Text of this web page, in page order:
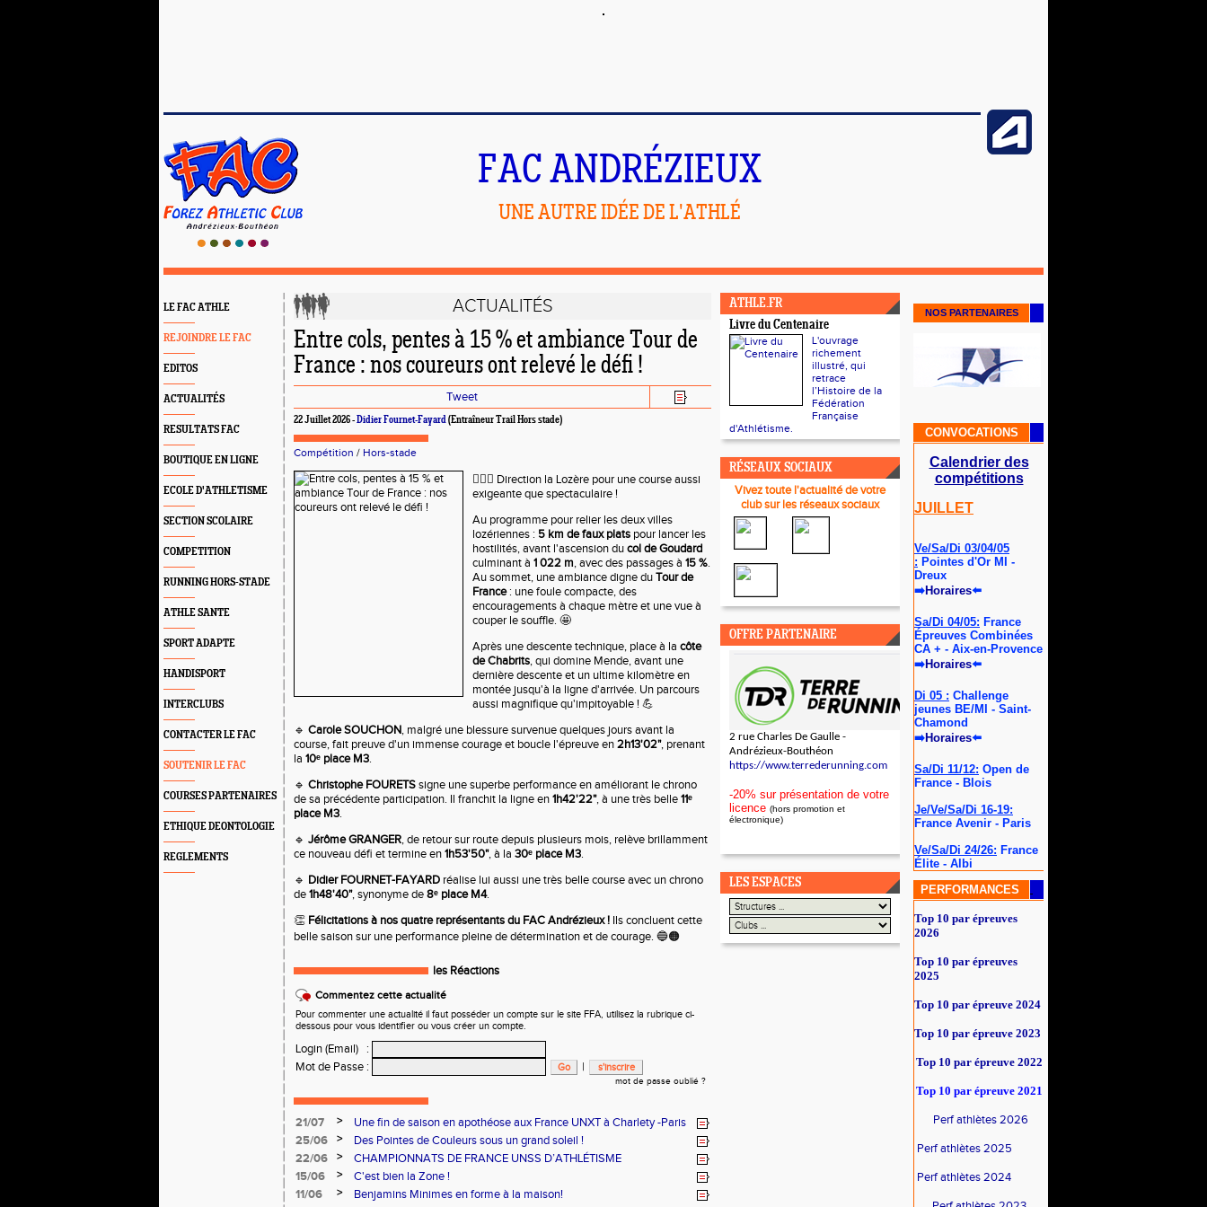
FAC ANDRÉZIEUX
UNE AUTRE IDÉE DE L'ATHLÉ
LE FAC ATHLE
REJOINDRE LE FAC
EDITOS
ACTUALITÉS
RESULTATS FAC
BOUTIQUE EN LIGNE
ECOLE D'ATHLETISME
SECTION SCOLAIRE
COMPETITION
RUNNING HORS-STADE
ATHLE SANTE
SPORT ADAPTE
HANDISPORT
INTERCLUBS
CONTACTER LE FAC
SOUTENIR LE FAC
COURSES PARTENAIRES
ETHIQUE DEONTOLOGIE
REGLEMENTS
ACTUALITÉS
Entre cols, pentes à 15 % et ambiance Tour de
France : nos coureurs ont relevé le défi !
Tweet
22 Juillet 2026 -Didier Fournet-Fayard(Entraîneur Trail Hors stade)
Compétition / Hors-stade
🏃‍♂️⛰️ Direction la Lozère pour une course aussi
exigeante que spectaculaire !
Au programme pour relier les deux villes
lozériennes : 5 km de faux plats pour lancer les
hostilités, avant l'ascension ducol de Goudard
culminant à 1 022 m, avec des passages à 15 %.
Au sommet, une ambiance digne duTour de
France: une foule compacte, des
encouragements à chaque mètre et une vue à
couper le souffle. 🤩
Après une descente technique, place à la côte
de Chabrits, qui domine Mende, avant une
dernière descente et un ultime kilomètre en
montée jusqu'à la ligne d'arrivée. Un parcours
aussi magnifique qu'impitoyable ! 💪
🔹 Carole SOUCHON, malgré une blessure survenue quelques jours avant la
course, fait preuve d'un immense courage et boucle l'épreuve en2h13'02", prenant
la 10ᵉ place M3.
🔹 Christophe FOURETSsigne une superbe performance en améliorant le chrono
de sa précédente participation. Il franchit la ligne en1h42'22", à une très belle11ᵉ
place M3.
🔹 Jérôme GRANGER, de retour sur route depuis plusieurs mois, relève brillamment
ce nouveau défi et termine en1h53'50", à la 30ᵉ place M3.
🔹 Didier FOURNET-FAYARD réalise lui aussi une très belle course avec un chrono
de1h48'40", synonyme de8ᵉ place M4.
👏 Félicitations à nos quatre représentants du FAC Andrézieux ! Ils concluent cette
belle saison sur une performance pleine de détermination et de courage. 🔵🟠
les Réactions
Commentez cette actualité
Pour commenter une actualité il faut posséder un compte sur le site FFA, utilisez la rubrique ci-
dessous pour vous identifier ou vous créer un compte.
Login (Email)
:
Mot de Passe : |
mot de passe oublié ?
21/07 >
Une fin de saison en apothéose aux France UNXT à Charlety -Paris
25/06
>
Des Pointes de Couleurs sous un grand soleil !
22/06
>
CHAMPIONNATS DE FRANCE UNSS D’ATHLÉTISME
15/06
>
C'est bien la Zone !
11/06
>
Benjamins Minimes en forme à la maison!
ATHLE.FR
Livre du Centenaire
L'ouvrage
richement
illustré, qui
retrace
l’Histoire de la
Fédération
Française
d'Athlétisme.
RÉSEAUX SOCIAUX
Vivez toute l'actualité de votre
club sur les réseaux sociaux
OFFRE PARTENAIRE
2 rue Charles De Gaulle -
Andrézieux-Bouthéon
https://www.terrederunning.com
-20% sur présentation de votre
licence (hors promotion et
électronique)
LES ESPACES
NOS PARTENAIRES
CONVOCATIONS
Calendrier des
compétitions
JUILLET
Ve/Sa/Di 03/04/05
: Pointes d'Or MI -
Dreux
➡Horaires⬅️
Sa/Di 04/05: France
Épreuves Combinées
CA + - Aix-en-Provence
➡Horaires⬅️
Di 05 : Challenge
jeunes BE/MI - Saint-
Chamond
➡Horaires⬅️
Sa/Di 11/12: Open de
France - Blois
Je/Ve/Sa/Di 16-19:
France Avenir - Paris
Ve/Sa/Di 24/26: France
Élite - Albi
PERFORMANCES
Top 10 par épreuves
2026
Top 10 par épreuves
2025
Top 10 par épreuve 2024
Top 10 par épreuve 2023
Top 10 par épreuve 2022
Top 10 par épreuve2021
Perf athlètes 2026
Perf athlètes 2025
Perf athlètes 2024